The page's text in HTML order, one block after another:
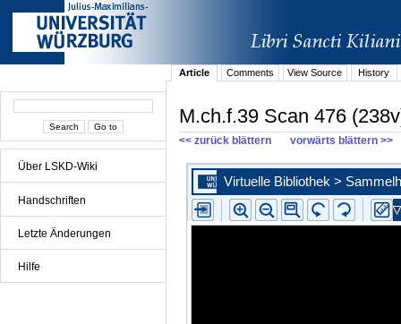
Über LSKD-Wiki
Handschriften
Letzte Änderungen
Hilfe
Article Comments View Source History
M.ch.f.39 Scan 476
<< zurück blättern vorwärts blättern >>